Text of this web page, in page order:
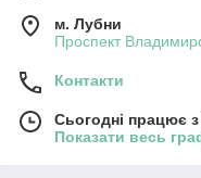
м. Лубни
Проспект
Контакти
Сьогодні працює
Показати весь